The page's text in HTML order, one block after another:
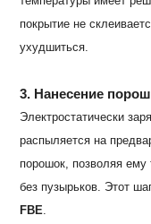
покрытие не
ухудшиться.
3. Нанесение
Электростатически
распыляется на
порошок, позволяя
без пузырьков. Этот
FBE